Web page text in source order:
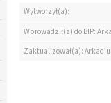
Wytworzył(a):
Wprowadził(a) do BIP:
Zaktualizował(a):